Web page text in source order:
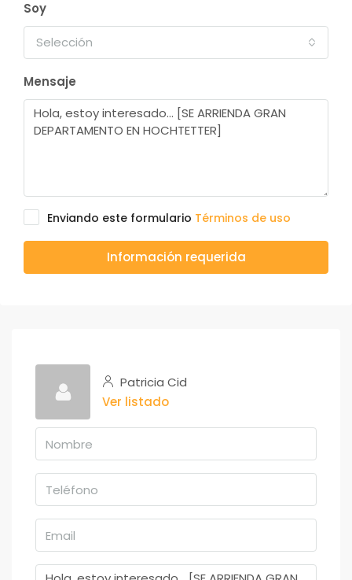
Soy
Selección
Mensaje
Enviando este formulario Términos de uso
Información requerida
Patricia Cid
Ver listado